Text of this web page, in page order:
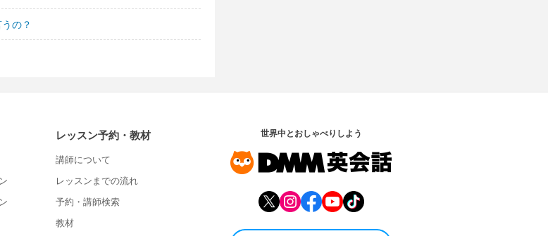
の？
レッスン予約・教材
講師について
レッスンまでの流れ
予約・講師検索
教材
世界中とおしゃべりしよう